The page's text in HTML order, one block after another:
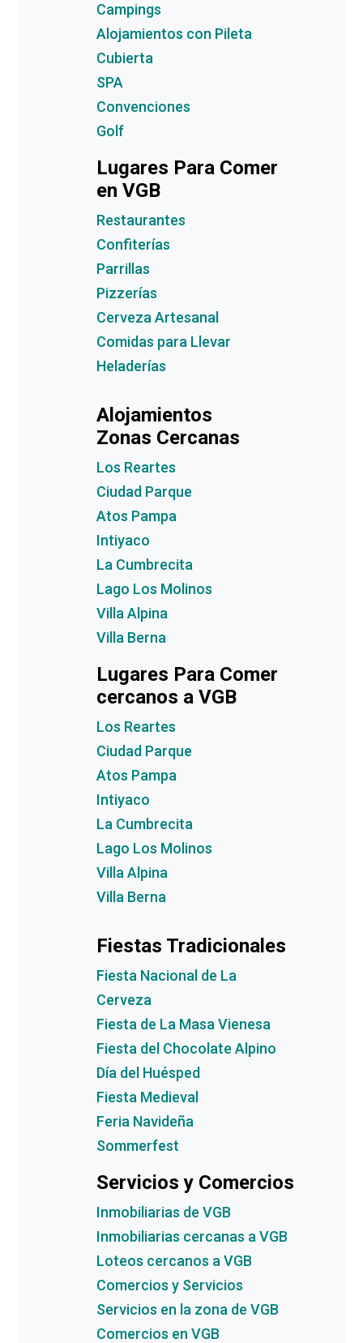
Campings
Alojamientos con Pileta
Cubierta
SPA
Convenciones
Golf
Lugares Para Comer
en VGB
Restaurantes
Confiterías
Parrillas
Pizzerías
Cerveza Artesanal
Comidas para Llevar
Heladerías
Alojamientos
Zonas Cercanas
Los Reartes
Ciudad Parque
Atos Pampa
Intiyaco
La Cumbrecita
Lago Los Molinos
Villa Alpina
Villa Berna
Lugares Para Comer
cercanos a VGB
Los Reartes
Ciudad Parque
Atos Pampa
Intiyaco
La Cumbrecita
Lago Los Molinos
Villa Alpina
Villa Berna
Fiestas Tradicionales
Fiesta Nacional de La
Cerveza
Fiesta de La Masa Vienesa
Fiesta del Chocolate Alpino
Día del Huésped
Fiesta Medieval
Feria Navideña
Sommerfest
Servicios y Comercios
Inmobiliarias de VGB
Inmobiliarias cercanas a VGB
Loteos cercanos a VGB
Comercios y Servicios
Servicios en la zona de VGB
Comercios en VGB